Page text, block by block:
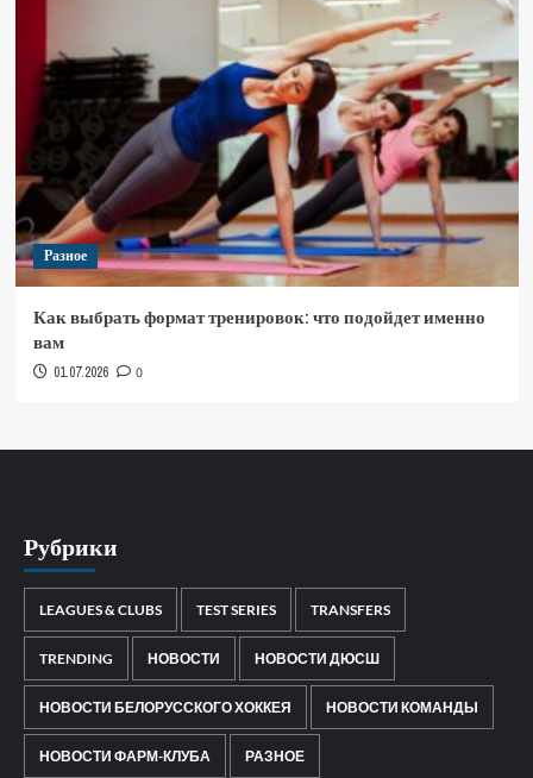
Разное
Как выбрать формат тренировок: что подойдет именно
вам
01.07.2026 0
Рубрики
LEAGUES & CLUBS TEST SERIES TRANSFERS
TRENDING НОВОСТИ НОВОСТИ ДЮСШ
НОВОСТИ БЕЛОРУССКОГО ХОККЕЯ НОВОСТИ КОМАНДЫ
НОВОСТИ ФАРМ-КЛУБА РАЗНОЕ